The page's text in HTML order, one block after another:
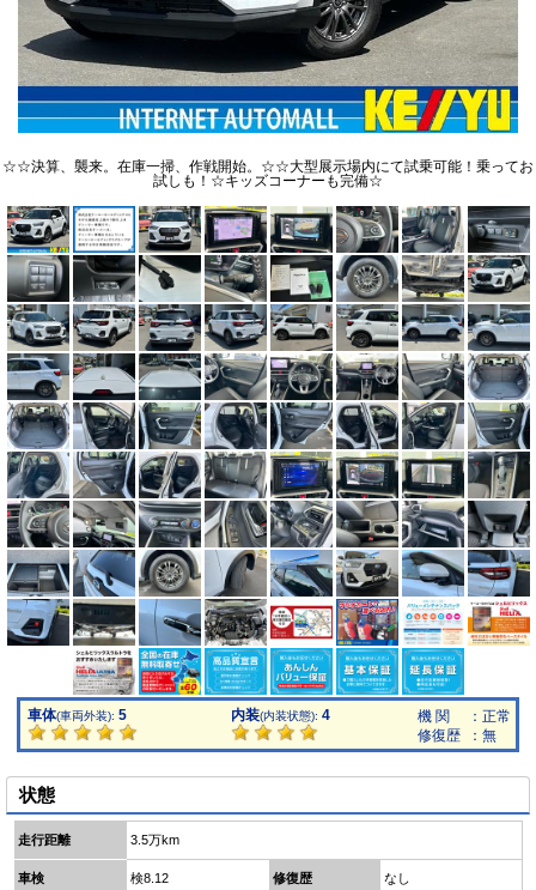
☆☆決算、襲来。在庫一掃、作戦開始。☆☆大型展示場内にて試乗可能！乗ってお
試しも！☆キッズコーナーも完備☆
車体(車両外装): 5 内装(内装状態): 4
機 関
修復歴
：正常
：無
状態
走行距離 3.5万km
車検 検8.12 修復歴 なし